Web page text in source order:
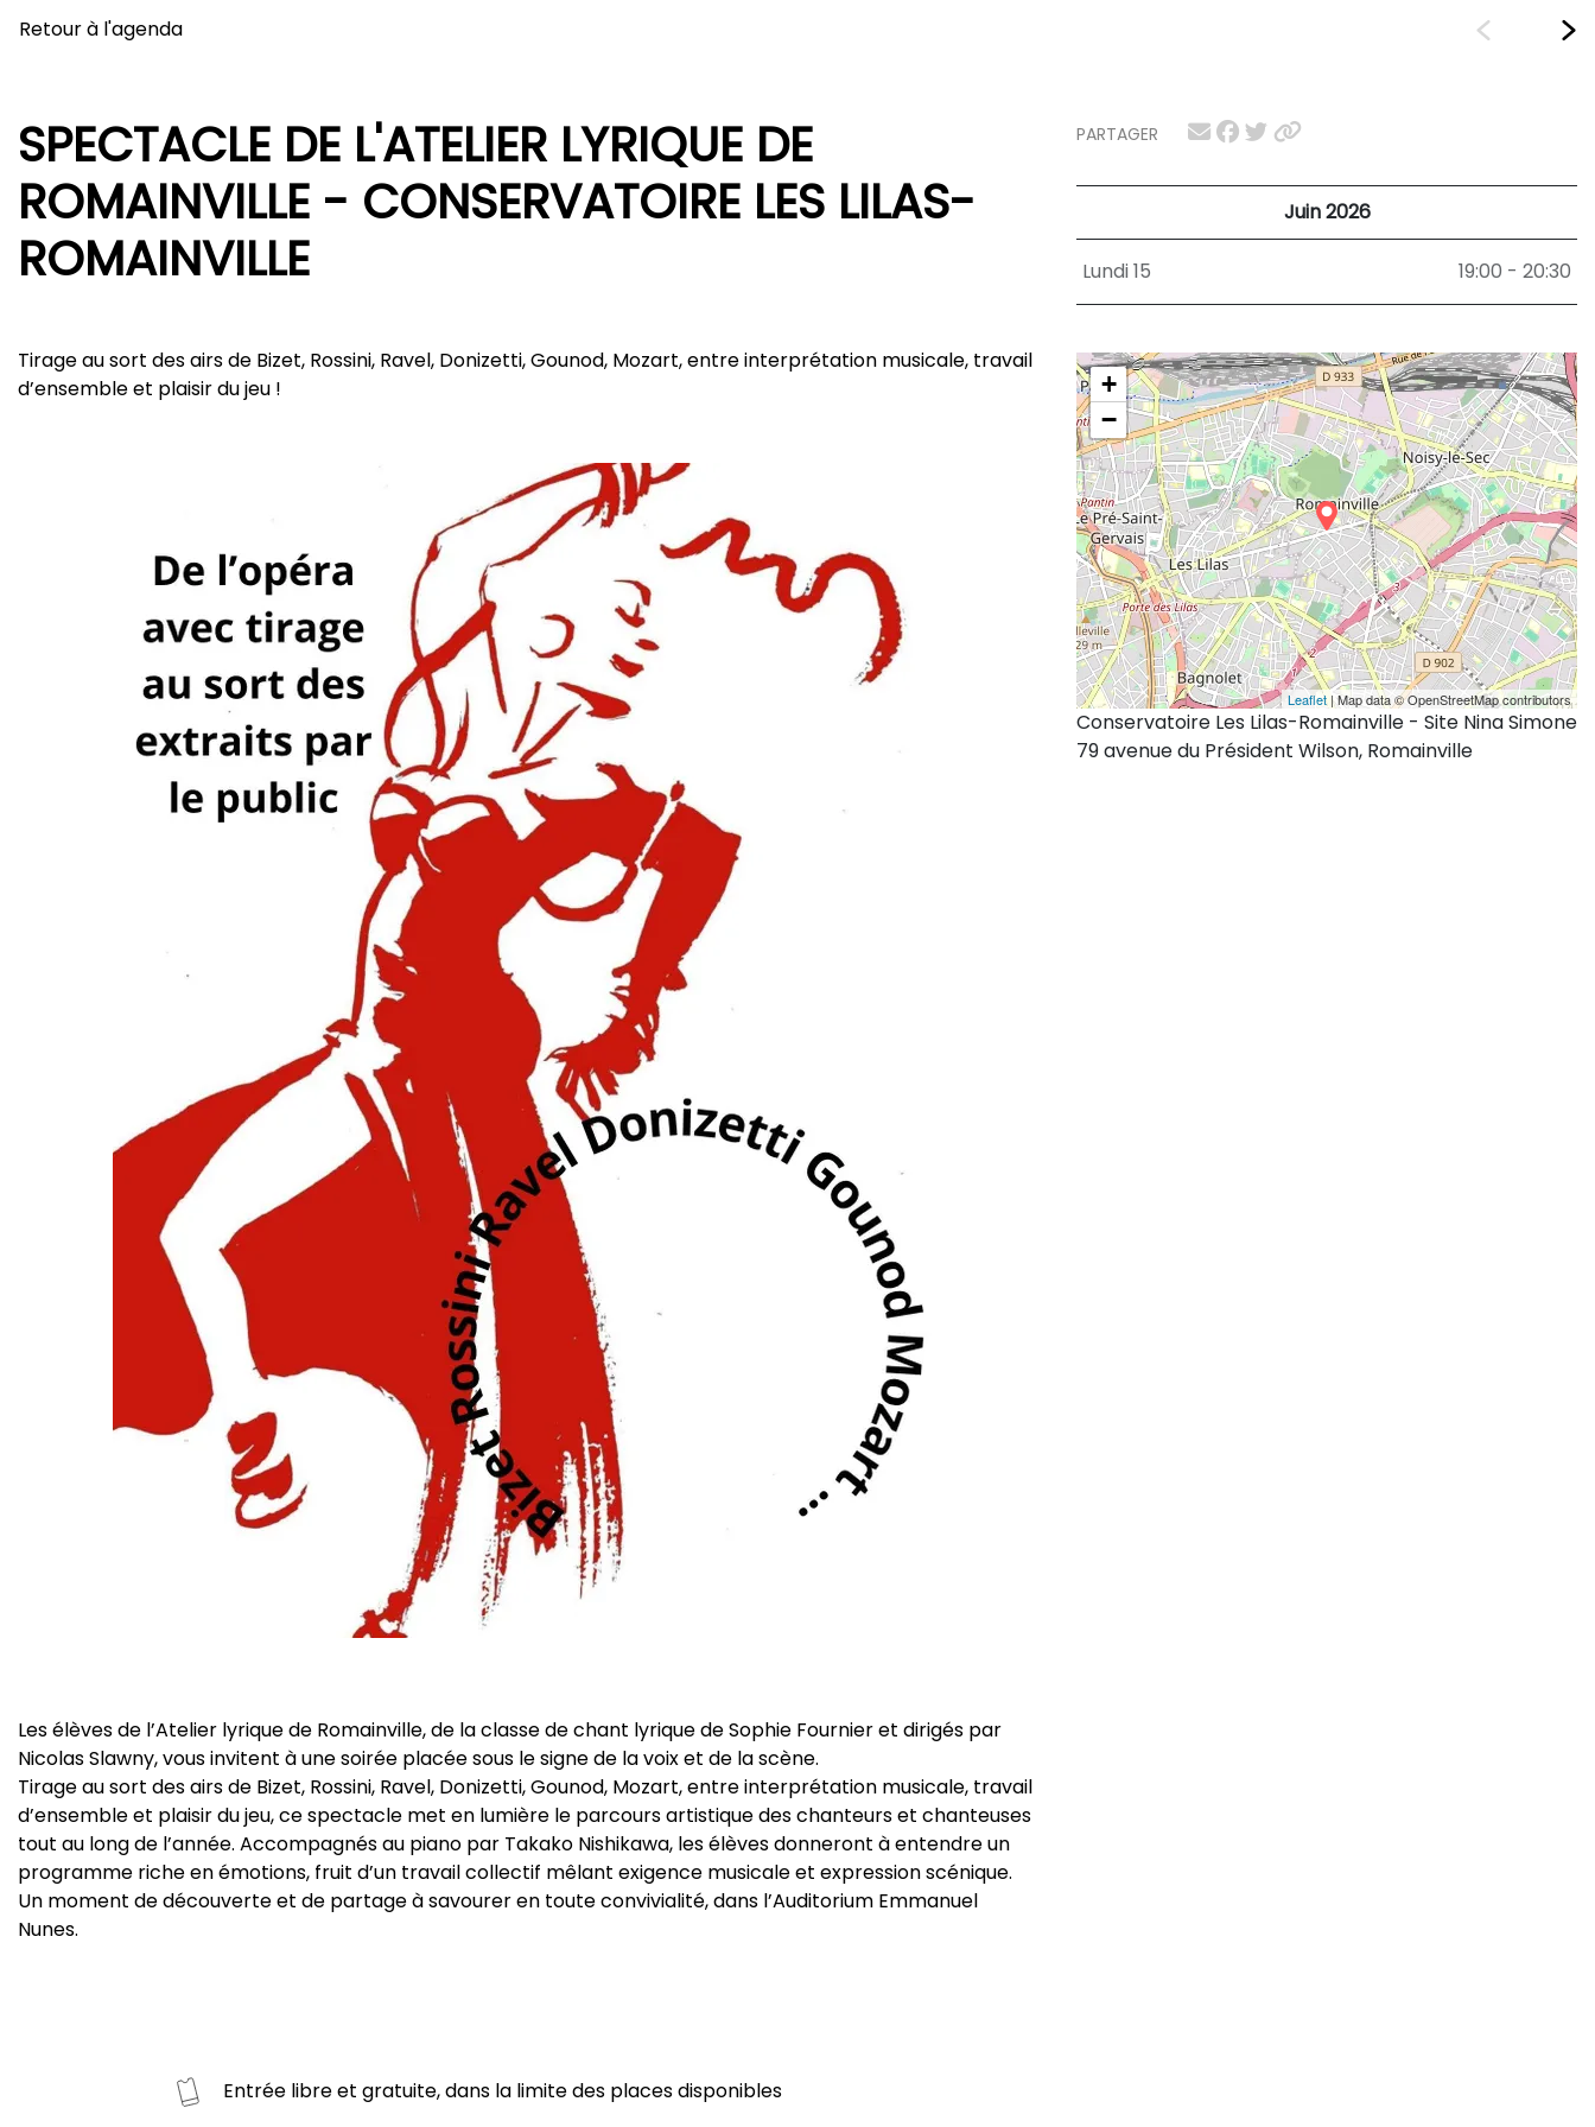
Retour à l'agenda
PARTAGER
Juin 2026
Lundi 15 19:00 - 20:30
+
−
Leaflet | Map data © OpenStreetMap contributors
Conservatoire Les Lilas-Romainville - Site Nina Simone
79 avenue du Président Wilson, Romainville
SPECTACLE DE L'ATELIER LYRIQUE DE
ROMAINVILLE - CONSERVATOIRE LES LILAS-
ROMAINVILLE
Tirage au sort des airs de Bizet, Rossini, Ravel, Donizetti, Gounod, Mozart, entre interprétation musicale, travail
d’ensemble et plaisir du jeu !
Les élèves de l’Atelier lyrique de Romainville, de la classe de chant lyrique de Sophie Fournier et dirigés par
Nicolas Slawny, vous invitent à une soirée placée sous le signe de la voix et de la scène.
Tirage au sort des airs de Bizet, Rossini, Ravel, Donizetti, Gounod, Mozart, entre interprétation musicale, travail
d’ensemble et plaisir du jeu, ce spectacle met en lumière le parcours artistique des chanteurs et chanteuses
tout au long de l’année. Accompagnés au piano par Takako Nishikawa, les élèves donneront à entendre un
programme riche en émotions, fruit d’un travail collectif mêlant exigence musicale et expression scénique.
Un moment de découverte et de partage à savourer en toute convivialité, dans l’Auditorium Emmanuel
Nunes.
Entrée libre et gratuite, dans la limite des places disponibles